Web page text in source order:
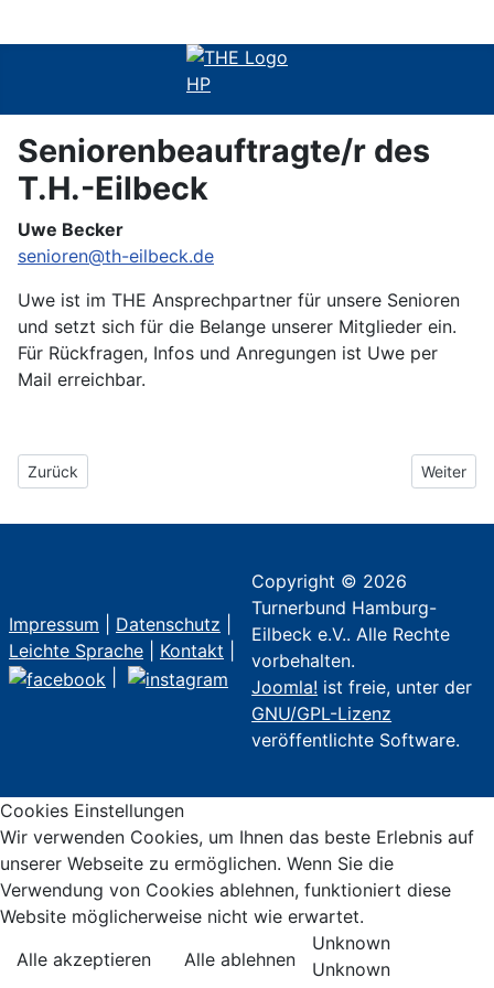
Seniorenbeauftragte/r des
T.H.-Eilbeck
Uwe Becker
senioren@th-eilbeck.de
Uwe ist im THE Ansprechpartner für unsere Senioren
und setzt sich für die Belange unserer Mitglieder ein.
Für Rückfragen, Infos und Anregungen ist Uwe per
Mail erreichbar.
Vorheriger Beitrag: Neue Fahrradbügel
Zurück Nächster
Weiter
Impressum Datenschutz
Leichte Sprache
Kontakt
Copyright © 2026
Turnerbund Hamburg-
Eilbeck e.V.. Alle Rechte
vorbehalten.
Joomla! ist freie, unter der
GNU/GPL-Lizenz
veröffentlichte Software.
Cookies Einstellungen
Wir verwenden Cookies, um Ihnen das beste Erlebnis auf
unserer Webseite zu ermöglichen. Wenn Sie die
Verwendung von Cookies ablehnen, funktioniert diese
Website möglicherweise nicht wie erwartet.
Alle akzeptieren
Alle ablehnen
Unknown
Unknown